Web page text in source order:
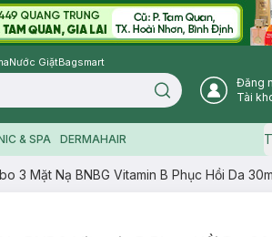
Nước GiặtBagsmart
Search icon
Đăng
Tài
& SPA DERMAHAIR
3 Mặt Nạ BNBG Vitamin B Phục Hồi Da